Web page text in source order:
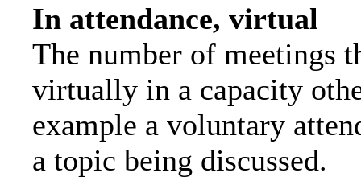
In attendance, virtual
The number of meetings
virtually in a capacity
example a voluntary
a topic being discussed.